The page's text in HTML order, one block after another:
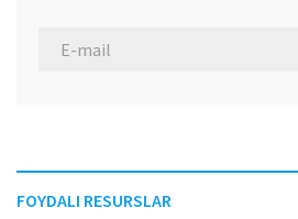
FOYDALI RESURSLAR